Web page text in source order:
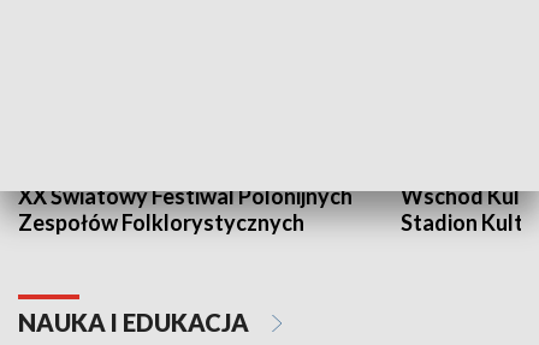
XX Światowy Festiwal Polonijnych
Zespołów Folklorystycznych
Wschód
Stadion
NAUKA I EDUKACJA